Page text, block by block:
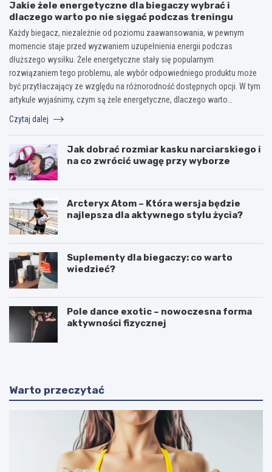
Jakie żele energetyczne dla biegaczy wybrać i
dlaczego warto po nie sięgać podczas treningu
Każdy biegacz, niezależnie od poziomu zaawansowania, w pewnym
momencie staje przed wyzwaniem uzupełnienia energii podczas
dłuższego wysiłku. Żele energetyczne stały się popularnym
rozwiązaniem tego problemu, ale wybór odpowiedniego produktu może
być przytłaczający ze względu na różnorodność dostępnych opcji. W tym
artykule wyjaśnimy, czym są żele energetyczne, dlaczego warto…
Czytaj dalej
Jak dobrać rozmiar kasku narciarskiego i
na co zwrócić uwagę przy wyborze
Arcteryx Atom – Która wersja będzie
najlepsza dla aktywnego stylu życia?
Suplementy dla biegaczy: co warto
wiedzieć?
Pole dance exotic – nowoczesna forma
aktywności fizycznej
Warto przeczytać